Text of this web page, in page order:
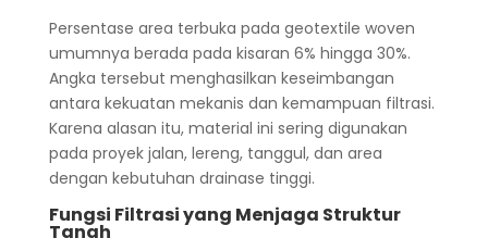
Persentase area terbuka pada geotextile woven
umumnya berada pada kisaran 6% hingga 30%.
Angka tersebut menghasilkan keseimbangan
antara kekuatan mekanis dan kemampuan filtrasi.
Karena alasan itu, material ini sering digunakan
pada proyek jalan, lereng, tanggul, dan area
dengan kebutuhan drainase tinggi.
Fungsi Filtrasi yang Menjaga Struktur
Tanah